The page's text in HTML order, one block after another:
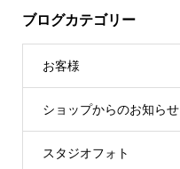
ブログカテゴリー
お客様
ショップからのお知らせ
スタジオフォト